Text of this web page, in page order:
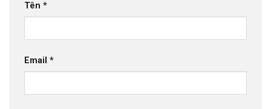
Tên *
Email *